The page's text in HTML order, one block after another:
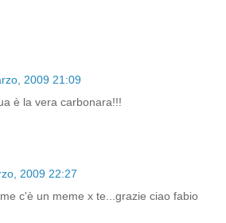
2009 21:09
è la vera carbonara!!!
2009 22:27
c'è un meme x te...grazie ciao fabio